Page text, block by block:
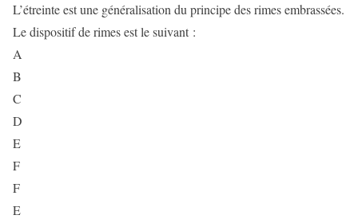
L’étreinte est une généralisation du principe des rimes embrassées.
Le dispositif de rimes est le suivant :
A
B
C
D
E
F
F
E